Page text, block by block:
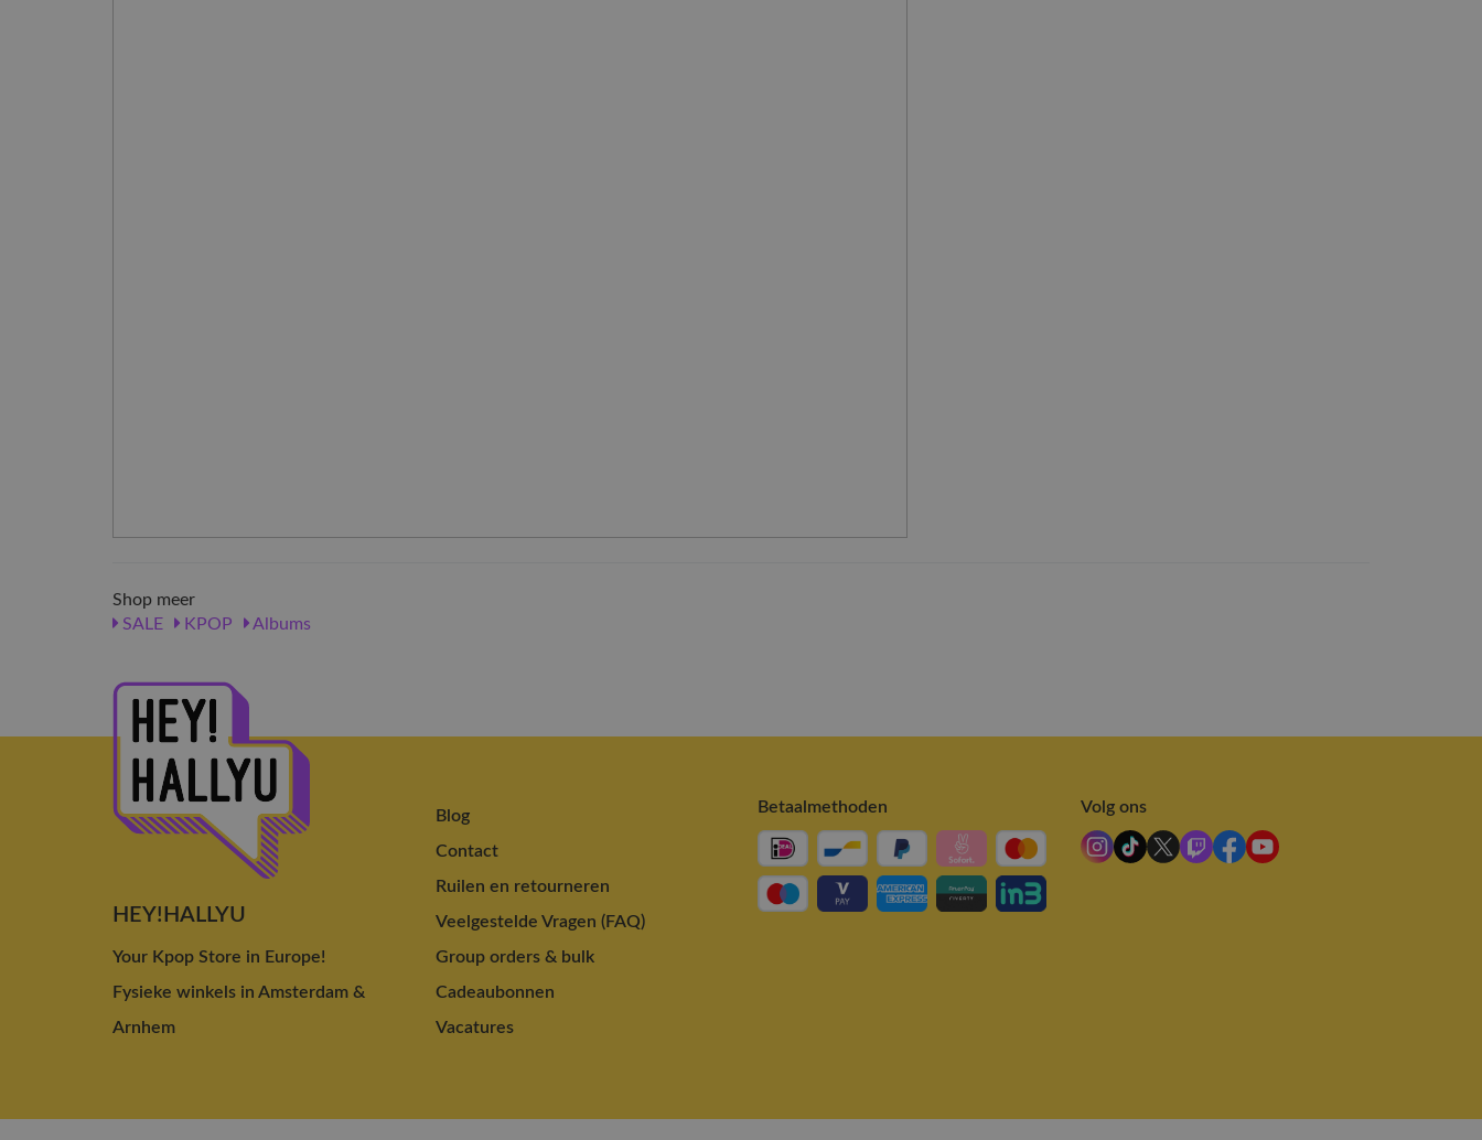
Shop meer
SALE
KPOP Albums
HEY!HALLYU
Your Kpop Store in Europe!
Fysieke winkels in Amsterdam &
Arnhem
Blog
Contact
Ruilen en retourneren
Veelgestelde Vragen (FAQ)
Group orders & bulk
Cadeaubonnen
Vacatures
Betaalmethoden Volg ons